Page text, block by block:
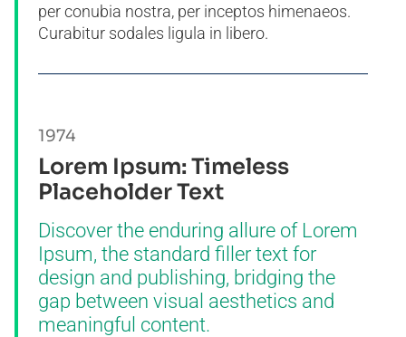
per conubia nostra, per inceptos himenaeos.
Curabitur sodales ligula in libero.
1974
Lorem Ipsum: Timeless
Placeholder Text
Discover the enduring allure of Lorem
Ipsum, the standard filler text for
design and publishing, bridging the
gap between visual aesthetics and
meaningful content.